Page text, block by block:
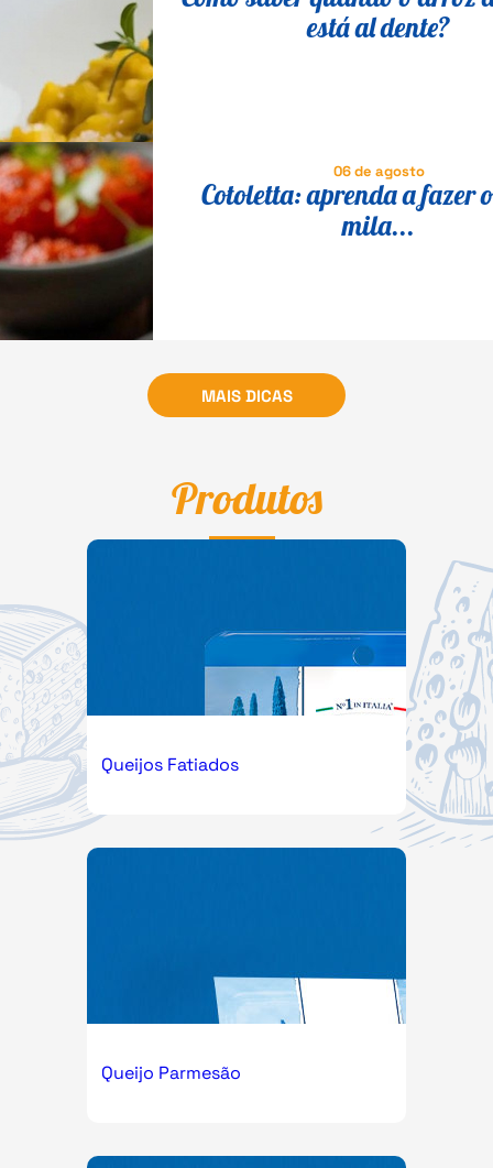
está al dente?
06 de agosto
Cotoletta: aprenda a fazer
mila...
MAIS DICAS
Produtos
Queijos Fatiados
Queijo Parmesão